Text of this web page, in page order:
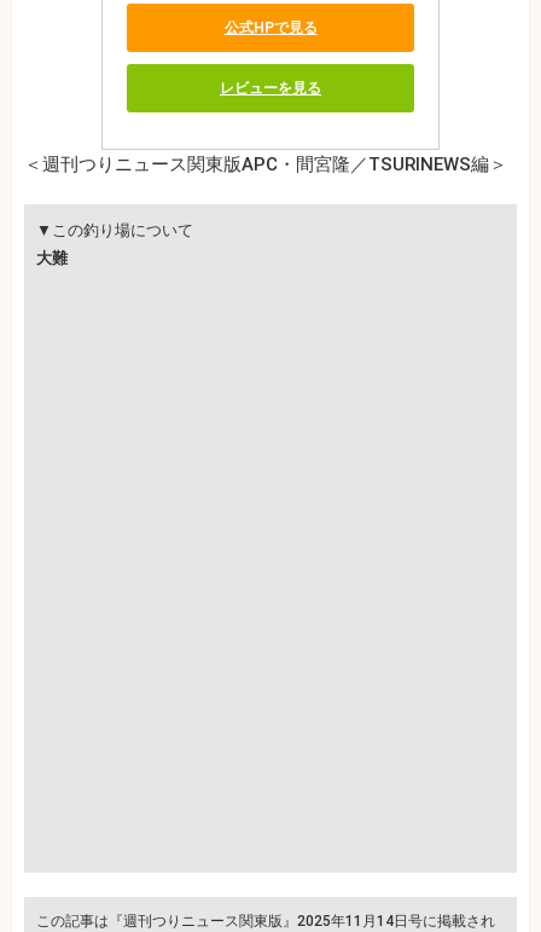
公式HPで見る
レビューを見る
＜週刊つりニュース関東版APC・間宮隆／TSURINEWS編＞
▼この釣り場について
大難
この記事は『週刊つりニュース関東版』2025年11月14日号に掲載され